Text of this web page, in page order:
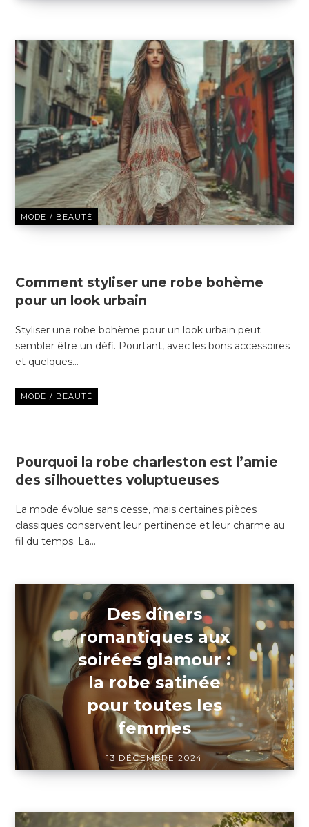
MODE / BEAUTÉ
Comment styliser une robe bohème
pour un look urbain
Styliser une robe bohème pour un look urbain peut
sembler être un défi. Pourtant, avec les bons accessoires
et quelques…
MODE / BEAUTÉ
Pourquoi la robe charleston est l’amie
des silhouettes voluptueuses
La mode évolue sans cesse, mais certaines pièces
classiques conservent leur pertinence et leur charme au
fil du temps. La…
Des dîners
romantiques aux
soirées glamour :
la robe satinée
pour toutes les
femmes
13 DÉCEMBRE 2024